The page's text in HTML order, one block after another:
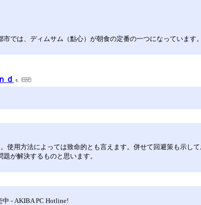
では、ディムサム（點心）が朝食の定番の一つになっていま
ｄ
使用方法によっては致命的とも言えます。併せて回避策も示
が解決するものと思います。
- AKIBA PC Hotline!